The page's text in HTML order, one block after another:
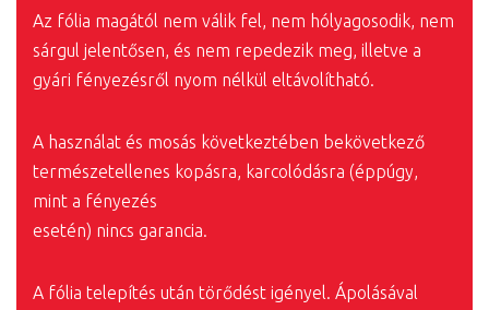
Az fólia magától nem válik fel, nem hólyagosodik, nem
sárgul jelentősen, és nem repedezik meg, illetve a
gyári fényezésről nyom nélkül eltávolítható.
A használat és mosás következtében bekövetkező
természetellenes kopásra, karcolódásra (éppúgy,
mint a fényezés
esetén) nincs garancia.
A fólia telepítés után törődést igényel. Ápolásával